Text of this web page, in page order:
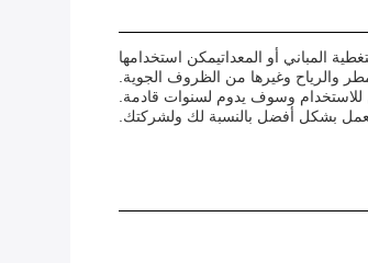
المباني أو المعداتيمكن استخدامها
والرياح وغيرها من الظروف الجوية.
للاستخدام وسوف يدوم لسنوات قادمة.